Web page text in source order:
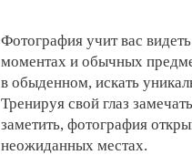
Фотография учит вас
моментах и обычных
в обыденном, искать
Тренируя свой глаз
заметить, фотография
неожиданных местах.